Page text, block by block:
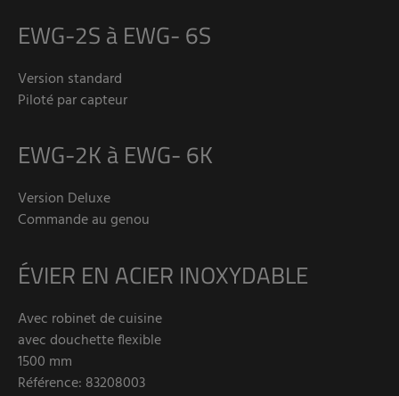
EWG-2S à EWG- 6S
Version standard
Piloté par capteur
EWG-2K à EWG- 6K
Version Deluxe
Commande au genou
ÉVIER EN ACIER INOXYDABLE
Avec robinet de cuisine
avec douchette flexible
1500 mm
Référence: 83208003